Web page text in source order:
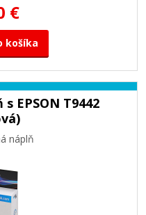
€
košíka
EPSON T9442
náplň